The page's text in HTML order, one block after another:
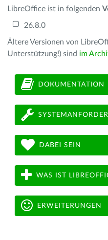
LibreOffice ist in folgenden
26.8.0
Ältere Versionen von
Unterstützung!) sind im
DOKUMENTATION
DABEI SEIN
WAS IST
ERWEITERUNGEN